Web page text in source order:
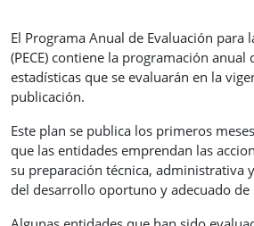
El Programa Anual de Evaluación para
(PECE) contiene la programación anual
estadísticas que se evaluarán en la
publicación.
Este plan se publica los primeros
que las entidades emprendan las
su preparación técnica, administrativa
del desarrollo oportuno y adecuado de